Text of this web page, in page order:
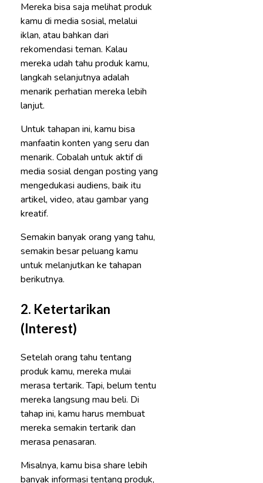
Mereka bisa saja melihat produk
kamu di media sosial, melalui
iklan, atau bahkan dari
rekomendasi teman. Kalau
mereka udah tahu produk kamu,
langkah selanjutnya adalah
menarik perhatian mereka lebih
lanjut.
Untuk tahapan ini, kamu bisa
manfaatin konten yang seru dan
menarik. Cobalah untuk aktif di
media sosial dengan posting yang
mengedukasi audiens, baik itu
artikel, video, atau gambar yang
kreatif.
Semakin banyak orang yang tahu,
semakin besar peluang kamu
untuk melanjutkan ke tahapan
berikutnya.
2. Ketertarikan
(Interest)
Setelah orang tahu tentang
produk kamu, mereka mulai
merasa tertarik. Tapi, belum tentu
mereka langsung mau beli. Di
tahap ini, kamu harus membuat
mereka semakin tertarik dan
merasa penasaran.
Misalnya, kamu bisa share lebih
banyak informasi tentang produk,